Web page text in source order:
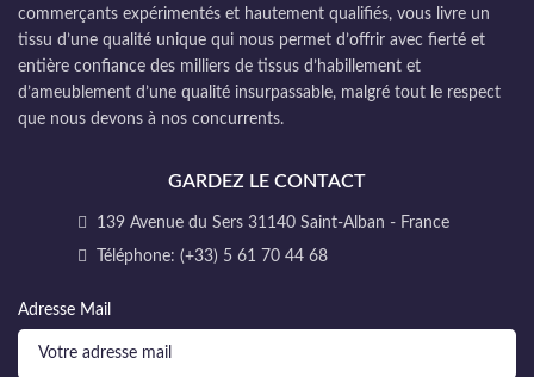
commerçants expérimentés et hautement qualifiés, vous livre un
tissu d’une qualité unique qui nous permet d’offrir avec fierté et
entière confiance des milliers de tissus d’habillement et
d’ameublement d’une qualité insurpassable, malgré tout le respect
que nous devons à nos concurrents.
GARDEZ LE CONTACT
139 Avenue du Sers 31140 Saint-Alban - France
Téléphone: (+33) 5 61 70 44 68
Adresse Mail